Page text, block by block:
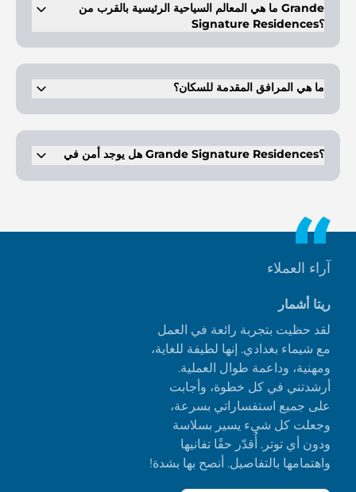
ما هي المعالم السياحية الرئيسية بالقرب من Grande
Signature Residences؟
ما هي المرافق المقدمة للسكان؟
لعب للأطفال.
هل يوجد أمن في Grande Signature Residences؟
آراء العملاء
ريتا أشمار
لقد حظيت بتجربة رائعة في العمل
مع شيماء بغدادي. إنها لطيفة للغاية،
ومهنية، وداعمة طوال العملية.
أرشدتني في كل خطوة، وأجابت
على جميع استفساراتي بسرعة،
وجعلت كل شيء يسير بسلاسة
ودون أي توتر. أُقدّر حقًا تفانيها
واهتمامها بالتفاصيل. أنصح بها بشدة!